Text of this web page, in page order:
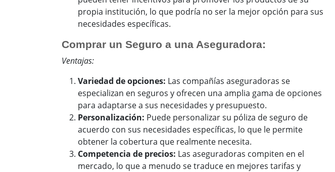
propia institución, lo que podría no ser la mejor opción para sus
necesidades específicas.
Comprar un Seguro a una Aseguradora:
Ventajas:
Variedad de opciones: Las compañías aseguradoras se
especializan en seguros y ofrecen una amplia gama de opciones
para adaptarse a sus necesidades y presupuesto.
Personalización: Puede personalizar su póliza de seguro de
acuerdo con sus necesidades específicas, lo que le permite
obtener la cobertura que realmente necesita.
Competencia de precios: Las aseguradoras compiten en el
mercado, lo que a menudo se traduce en mejores tarifas y